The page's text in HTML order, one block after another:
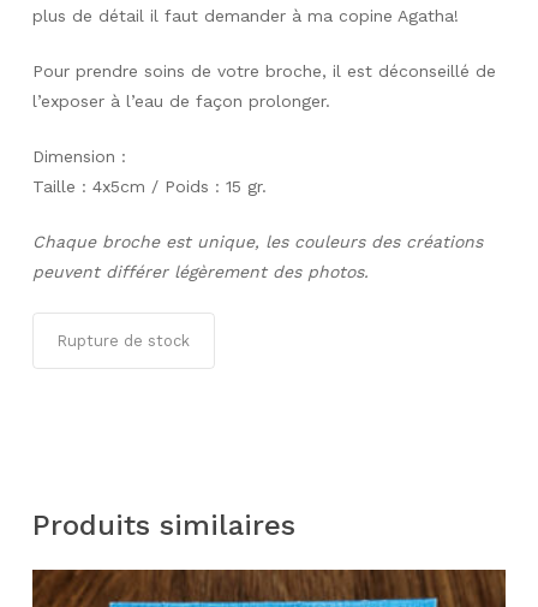
plus de détail il faut demander à ma copine Agatha!
Pour prendre soins de votre broche, il est déconseillé de
l’exposer à l’eau de façon prolonger.
Dimension :
Taille : 4x5cm / Poids : 15 gr.
Chaque broche est unique, les couleurs des créations
peuvent différer légèrement des photos.
Rupture de stock
Produits similaires